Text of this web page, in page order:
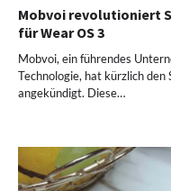
Mobvoi revolutioniert
für Wear OS 3
Mobvoi, ein führendes
Technologie, hat kürzlich
angekündigt. Diese…